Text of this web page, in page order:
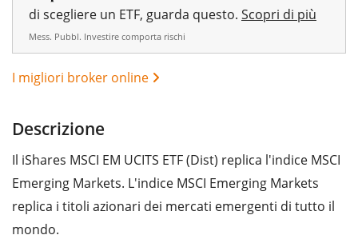
di scegliere un ETF, guarda questo. Scopri di più
Mess. Pubbl. Investire comporta rischi
I migliori broker online
Descrizione
Il iShares MSCI EM UCITS ETF (Dist) replica l'indice MSCI
Emerging Markets. L'indice MSCI Emerging Markets
replica i titoli azionari dei mercati emergenti di tutto il
mondo.